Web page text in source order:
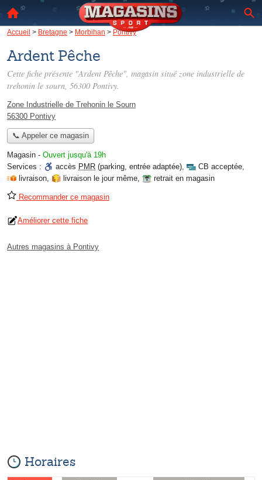
Accueil > Bretagne > Morbihan > Pontivy
Ardent Pêche
Cette fiche présente "Ardent Pêche", magasin situé zone industrielle de
trehonin le sourn, 56300 Pontivy.
Zone Industrielle de Trehonin le Sourn
56300 Pontivy
📞 Appeler ce magasin
Magasin - Ouvert jusqu'à 19h
Services :
accès PMR (parking, entrée adaptée), CB acceptée,
livraison, livraison le jour même, retrait en magasin
Recommander ce magasin
Améliorer cette fiche
Autres magasins à Pontivy
Horaires